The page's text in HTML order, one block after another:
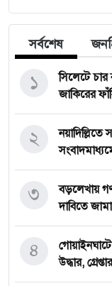
সর্বশেষ
সিলেটে চার
জাকিরের
১
নয়াদিল্লিতে
২
বড়লেখায়
দাবিতে
৩
উদ্ধার,
৪